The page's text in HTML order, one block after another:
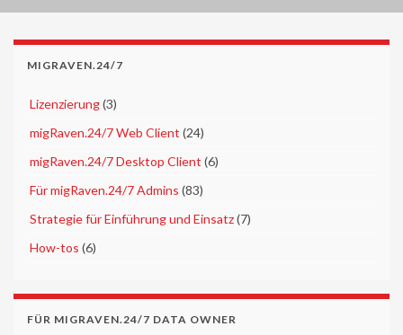
MIGRAVEN.24/7
Lizenzierung(3)
migRaven.24/7 Web Client (24)
migRaven.24/7 Desktop Client (6)
Für migRaven.24/7 Admins (83)
Strategie für Einführung und Einsatz(7)
How-tos (6)
FÜR MIGRAVEN.24/7 DATA OWNER